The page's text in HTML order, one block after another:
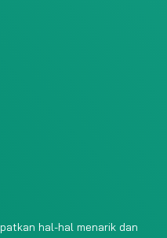
hal-hal menarik dan